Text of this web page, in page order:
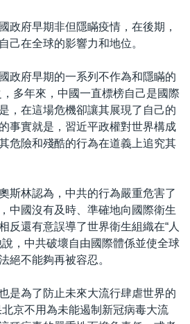
政府早期非但隱瞞疫情，在後期，
己在全球的影響力和地位。
政府早期的一系列不作為和隱瞞的
多年來，中國一直標榜自己是國際
，在這場危機卻讓其展現了自己的
事實就是，習近平政權對世界構成
危險和殘酷的行為在道義上追究其
斯林認為，中共的行為嚴重危害了
中國沒有及時、準確地向國際衛生
反還有意誤導了世界衛生組織在“人
，中共破壞自由國際體係並使全球
絕不能夠再被容忍。
是為了防止未來大流行肆虐世界的
京不用為未能遏制新冠病毒大流